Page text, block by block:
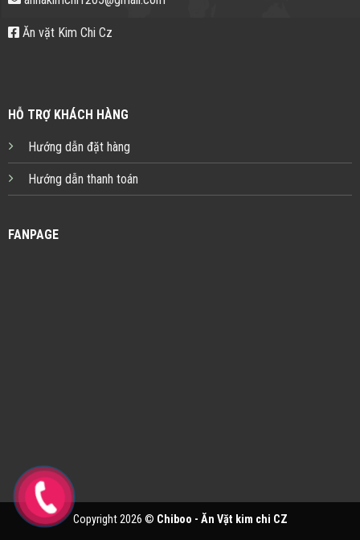
Ăn vặt Kim Chi Cz
HỖ TRỢ KHÁCH HÀNG
Hướng dẫn đặt hàng
Hướng dẫn thanh toán
FANPAGE
Copyright 2026 © Chiboo - Ăn Vặt kim chi CZ